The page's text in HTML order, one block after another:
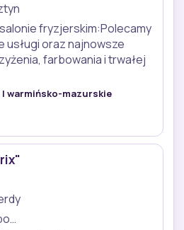
fryzjerskim:Polecamy
oraz najnowsze
farbowania i trwałej
| warmińsko-mazurskie